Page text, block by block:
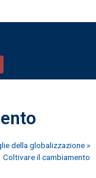
della globalizzazione »
Coltivare il cambiamento